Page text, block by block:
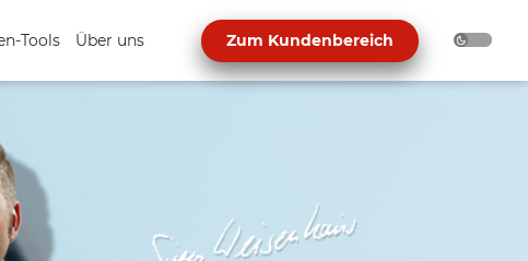
Tools Über uns Zum Kundenbereich